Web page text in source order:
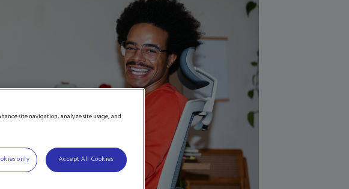
site navigation, analyze site usage, and
only Accept All Cookies